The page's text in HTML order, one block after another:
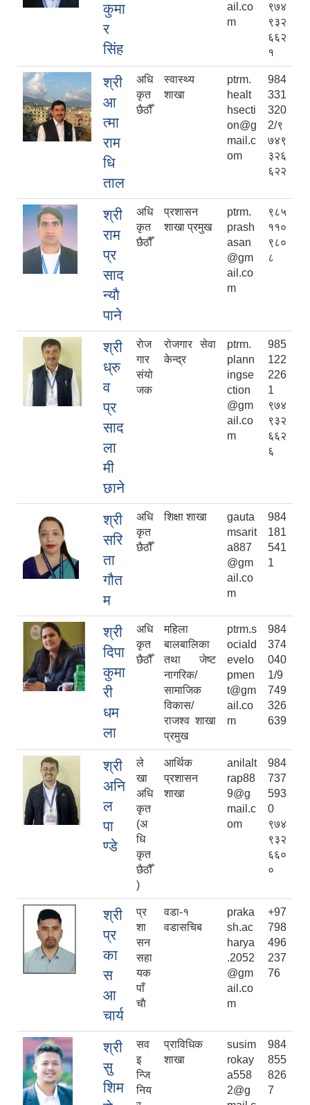
कुमा
र
सिंह
ail.co
m
९७४
९३२
६६२
१
श्री
आ
त्मा
राम
धि
ताल
अधि
कृत
छैठौँ
स्वास्थ्य
शाखा
ptrm.
healt
hsecti
on@g
mail.c
om
984
331
320
2/९
७४९
३२६
६२२
श्री
राम
प्र
साद
न्याै
पाने
अधि
कृत
छैठौँ
प्रशासन
शाखा प्रमुख
ptrm.
prash
asan
@gm
ail.co
m
९८५
११०
९८०
८
श्री
ध्रु
व
प्र
साद
ला
मी
छाने
राेज
गार
संयो
जक
रोजगार सेवा
केन्द्र
ptrm.
plann
ingse
ction
@gm
ail.co
m
985
122
226
1
९७४
९३२
६६२
६
श्री
सरि
ता
गौत
म
अधि
कृत
छैठौँ
शिक्षा शाखा
gauta
msarit
a887
@gm
ail.co
m
984
181
541
1
श्री
दिपा
कुमा
री
धम
ला
अधि
कृत
छैठौँ
महिला
बालबालिका
तथा जेष्‍ट
नागरिक/
सामाजिक
विकास/
राजश्‍व शाखा
प्रमुख
ptrm.s
ociald
evelo
pmen
t@gm
ail.co
m
984
374
040
1/9
749
326
639
श्री
अनि
ल
पा
ण्डे
ले
खा
अधि
कृत
(अ
धि
कृत
छैठौँ
)
आर्थिक
प्रशासन
शाखा
anilalt
rap88
9@g
mail.c
om
984
737
593
0
९७४
९३२
६६०
०
श्री
प्र
का
स
आ
चार्य
प्र
शा
सन
सहा
यक
पाँ
चाै
वडा-१
वडासचिब
praka
sh.ac
harya
.2052
@gm
ail.co
m
+97
798
496
237
76
श्री
सु
शिम
सव
इ
न्जि
निय
प्राविधिक
शाखा
susim
rokay
a558
2@g
984
855
826
7